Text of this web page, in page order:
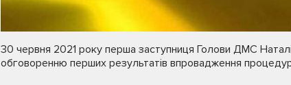
30 червня 2021 року перша заступниця Голови ДМС
обговоренню перших результатів впровадження